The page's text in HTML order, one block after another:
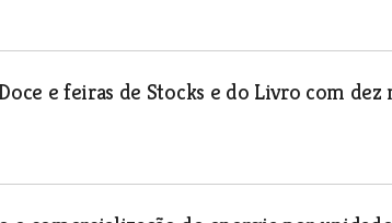
e feiras de Stocks e do Livro com